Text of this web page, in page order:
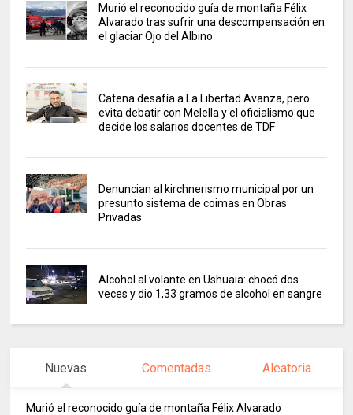
Murió el reconocido guía de montaña Félix
Alvarado tras sufrir una descompensación en
el glaciar Ojo del Albino
Catena desafía a La Libertad Avanza, pero
evita debatir con Melella y el oficialismo que
decide los salarios docentes de TDF
Denuncian al kirchnerismo municipal por un
presunto sistema de coimas en Obras
Privadas
Alcohol al volante en Ushuaia: chocó dos
veces y dio 1,33 gramos de alcohol en sangre
Nuevas Comentadas Aleatoria
Murió el reconocido guía de montaña Félix Alvarado